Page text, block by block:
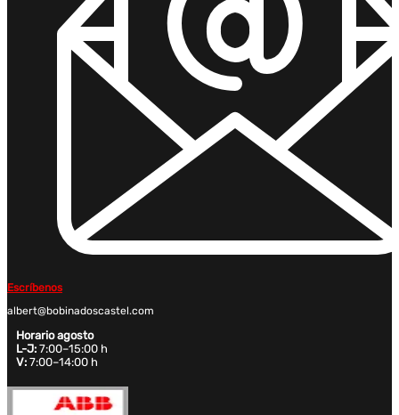
Escríbenos
albert@bobinadoscastel.com
Horario agosto
L-J: 7:00–15:00 h
V: 7:00–14:00 h